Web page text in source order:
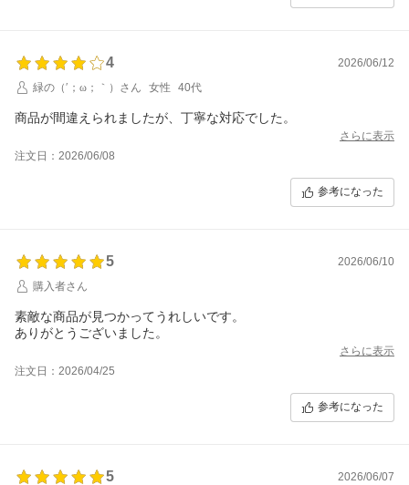
4
2026/06/12
緑の（′；ω；｀）さん
女性 40代
商品が間違えられましたが、丁寧な対応でした。
さらに表示
注文日：2026/06/08
参考になった
5
2026/06/10
購入者さん
素敵な商品が見つかってうれしいです。
ありがとうございました。
さらに表示
注文日：2026/04/25
参考になった
5
2026/06/07